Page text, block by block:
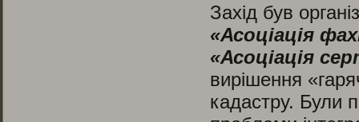
Захід був
«Асоціація
«Асоціація
вирішення
кадастру. Були